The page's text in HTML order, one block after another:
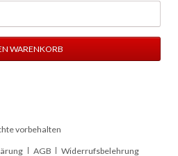
vorbehalten
AGB Widerrufsbelehrung